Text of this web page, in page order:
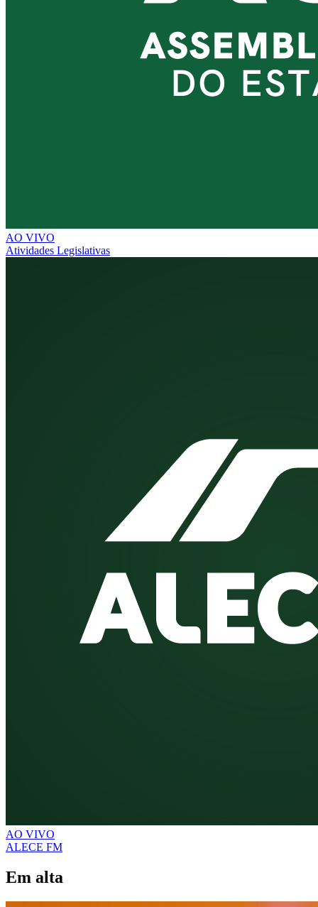
AO VIVO
Atividades Legislativas
AO VIVO
ALECE FM
Em alta